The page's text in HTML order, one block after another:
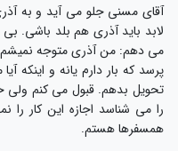
مسنی جلو می آید و به آذری
باید آذری هم بلد باشی. بی
دهم: من آذری متوجه نمیشم. به
که بار دارم یانه و اینکه آیا
بدهم. قبول می کنم ولی
می شناسد اجازه این کار را
هستم.